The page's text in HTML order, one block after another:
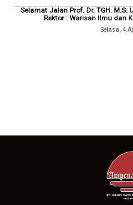
Selamat Jalan Prof. Dr. TGH. M.S.
Rektor : Warisan Ilmu dan
Selasa, 4